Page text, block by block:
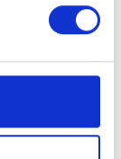
± 24 uur